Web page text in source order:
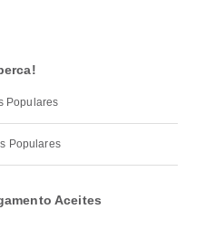
Populares
Populares
Aceites